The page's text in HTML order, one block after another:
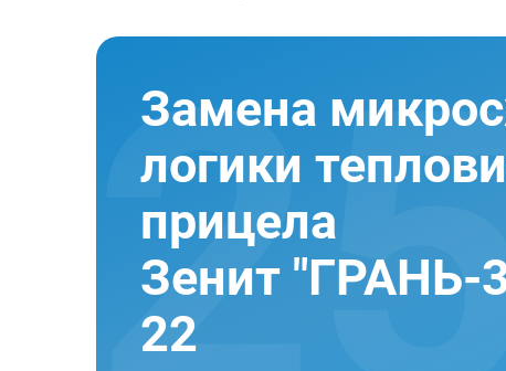
Замена
логики
прицела
Зенит "ГРАНЬ-
22